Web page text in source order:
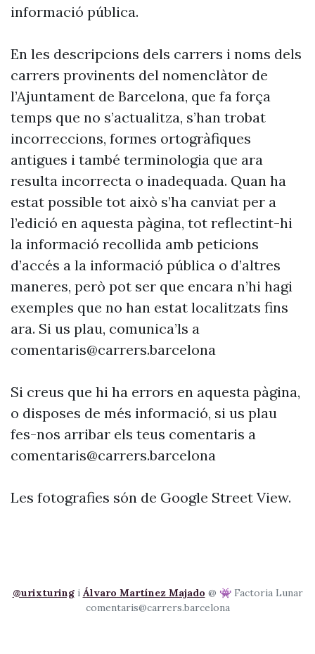
informació pública.
En les descripcions dels carrers i noms dels
carrers provinents del nomenclàtor de
l’Ajuntament de Barcelona, que fa força
temps que no s’actualitza, s’han trobat
incorreccions, formes ortogràfiques
antigues i també terminologia que ara
resulta incorrecta o inadequada. Quan ha
estat possible tot això s’ha canviat per a
l’edició en aquesta pàgina, tot reflectint-hi
la informació recollida amb peticions
d’accés a la informació pública o d’altres
maneres, però pot ser que encara n’hi hagi
exemples que no han estat localitzats fins
ara. Si us plau, comunica’ls a
comentaris@carrers.barcelona
Si creus que hi ha errors en aquesta pàgina,
o disposes de més informació, si us plau
fes-nos arribar els teus comentaris a
comentaris@carrers.barcelona
Les fotografies són de Google Street View.
@urixturingi Álvaro Martínez Majado @ 👾 Factoria Lunar
comentaris@carrers.barcelona